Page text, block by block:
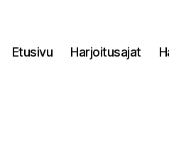
Etusivu Harjoitusajat